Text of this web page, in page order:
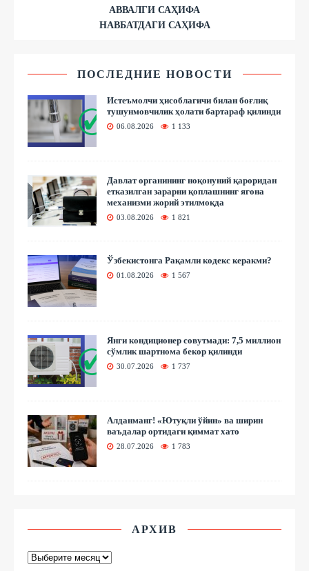
АВВАЛГИ САҲИФА
НАВБАТДАГИ САҲИФА
ПОСЛЕДНИЕ НОВОСТИ
Истеъмолчи ҳисоблагичи билан боғлиқ
тушунмовчилик ҳолати бартараф қилинди
06.08.2026 1 133
Давлат органининг ноқонуний қароридан
етказилган зарарни қоплашнинг ягона
механизми жорий этилмоқда
03.08.2026 1 821
Ўзбекистонга Рақамли кодекс керакми?
01.08.2026 1 567
Янги кондиционер совутмади: 7,5 миллион
сўмлик шартнома бекор қилинди
30.07.2026 1 737
Алданманг! «Ютуқли ўйин» ва ширин
ваъдалар ортидаги қиммат хато
28.07.2026 1 783
АРХИВ